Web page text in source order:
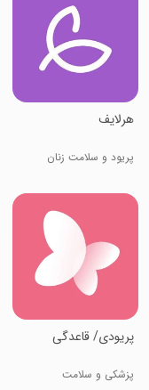
هرلایف
پریود و سلامت زنان
پریودی/ قاعدگی
پزشکی و سلامت